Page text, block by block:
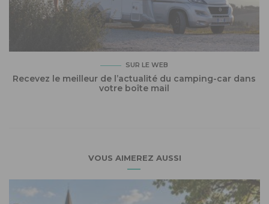
SUR LE WEB
Recevez le meilleur de l’actualité du camping-car dans
votre boîte mail
VOUS AIMEREZ AUSSI